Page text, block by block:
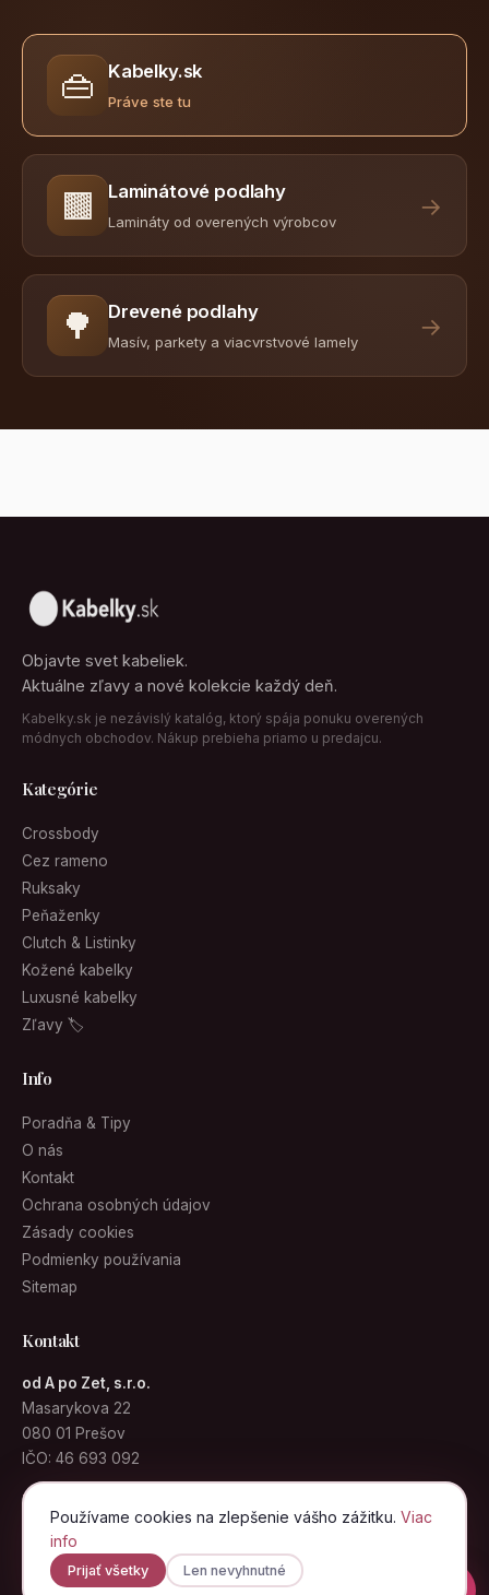
Používame cookies na zlepšenie vášho zážitku. Viac
info
Prijať všetky Len nevyhnutné
👜 Kabelky.sk
Práve ste tu
🟫 Laminátové podlahy
Lamináty od overených výrobcov
→
🌳 Drevené podlahy
Masív, parkety a viacvrstvové lamely
→
Objavte svet kabeliek.
Aktuálne zľavy a nové kolekcie každý deň.
Kabelky.sk je nezávislý katalóg, ktorý spája ponuku overených
módnych obchodov. Nákup prebieha priamo u predajcu.
Kategórie
Crossbody
Cez rameno
Ruksaky
Peňaženky
Clutch & Listinky
Kožené kabelky
Luxusné kabelky
Zľavy 🏷
Info
Poradňa & Tipy
O nás
Kontakt
Ochrana osobných údajov
Zásady cookies
Podmienky používania
Sitemap
Kontakt
od A po Zet, s.r.o.
Masarykova 22
080 01 Prešov
IČO: 46 693 092
info@kabelky.sk